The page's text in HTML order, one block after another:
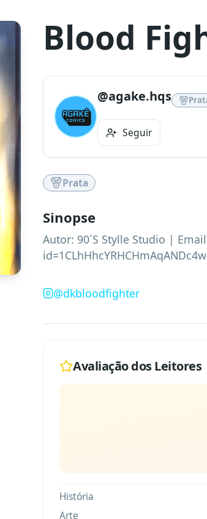
Blood
@agake.hqs
Seguir
Prata
Sinopse
Autor: 90´S Stylle Studio |
@dkbloodfighter
Avaliação dos Leitores
História
Arte